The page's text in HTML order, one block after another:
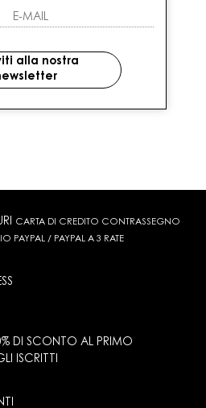
CARTA DI CREDITO CONTRASSEGNO
PAYPAL / PAYPAL A 3 RATE
DI SCONTO AL PRIMO
ISCRITTI
alla nostra